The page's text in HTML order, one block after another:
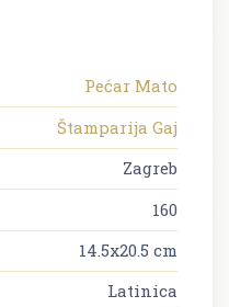
Pećar Mato
Štamparija Gaj
Zagreb
160
14.5x20.5 cm
Latinica